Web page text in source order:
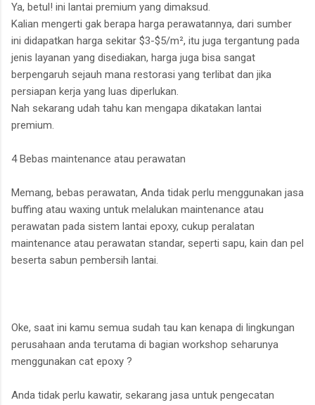
Ya, betul! ini lantai premium yang dimaksud.
Kalian mengerti gak berapa harga perawatannya, dari sumber
ini didapatkan harga sekitar $3-$5/m², itu juga tergantung pada
jenis layanan yang disediakan, harga juga bisa sangat
berpengaruh sejauh mana restorasi yang terlibat dan jika
persiapan kerja yang luas diperlukan.
Nah sekarang udah tahu kan mengapa dikatakan lantai
premium.
4 Bebas maintenance atau perawatan
Memang, bebas perawatan, Anda tidak perlu menggunakan jasa
buffing atau waxing untuk melalukan maintenance atau
perawatan pada sistem lantai epoxy, cukup peralatan
maintenance atau perawatan standar, seperti sapu, kain dan pel
beserta sabun pembersih lantai.
Oke, saat ini kamu semua sudah tau kan kenapa di lingkungan
perusahaan anda terutama di bagian workshop seharunya
menggunakan cat epoxy ?
Anda tidak perlu kawatir, sekarang jasa untuk pengecatan